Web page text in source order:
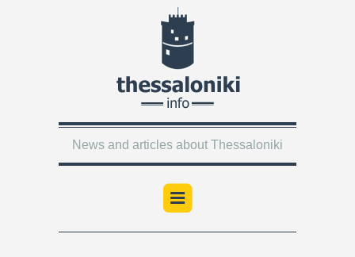
News and articles about Thessaloniki